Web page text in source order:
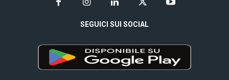
SEGUICI SUI SOCIAL